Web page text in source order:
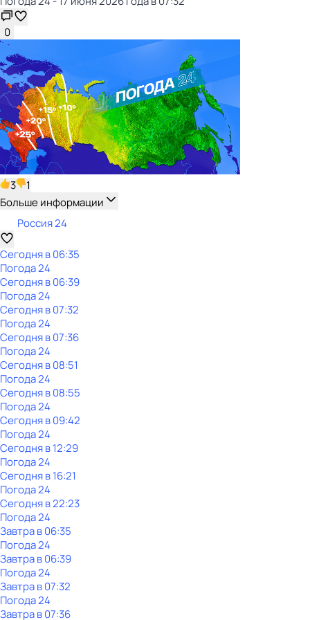
0
3
1
Больше информации
Россия 24
Сегодня в 06:35
Погода 24
Сегодня в 06:39
Погода 24
Сегодня в 07:32
Погода 24
Сегодня в 07:36
Погода 24
Сегодня в 08:51
Погода 24
Сегодня в 08:55
Погода 24
Сегодня в 09:42
Погода 24
Сегодня в 12:29
Погода 24
Сегодня в 16:21
Погода 24
Сегодня в 22:23
Погода 24
Завтра в 06:35
Погода 24
Завтра в 06:39
Погода 24
Завтра в 07:32
Погода 24
Завтра в 07:36